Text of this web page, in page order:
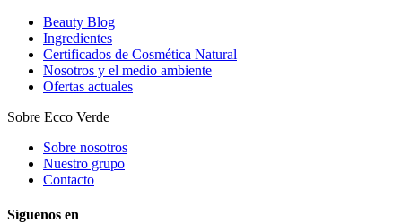
Beauty Blog
Ingredientes
Certificados de Cosmética Natural
Nosotros y el medio ambiente
Ofertas actuales
Sobre Ecco Verde
Sobre nosotros
Nuestro grupo
Contacto
Síguenos en